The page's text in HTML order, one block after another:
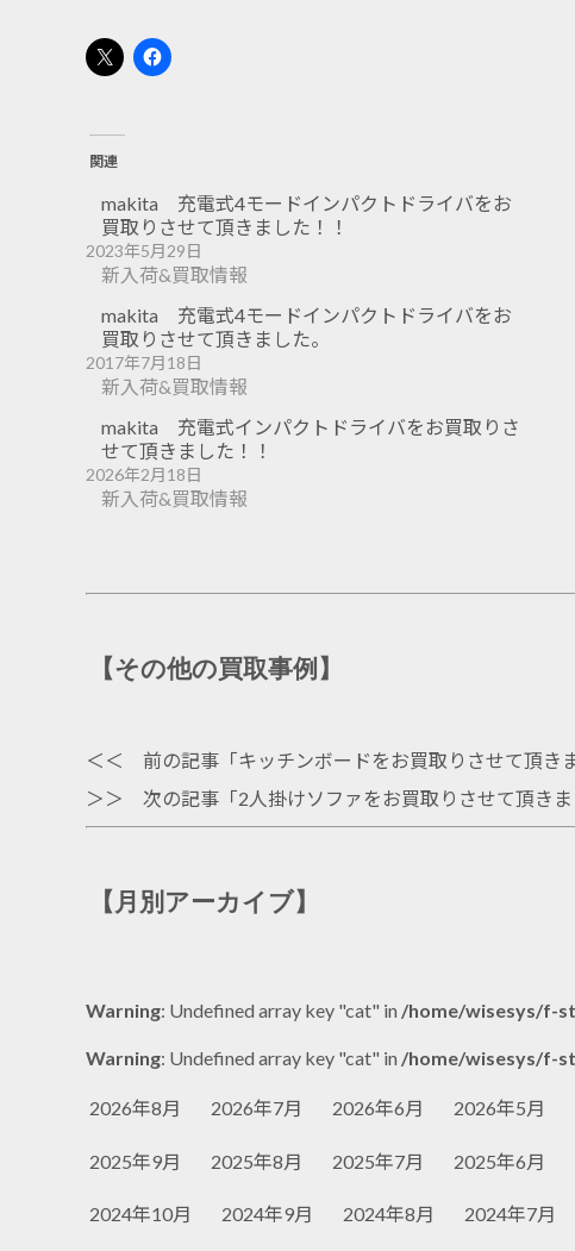
関連
makita 充電式4モードインパクトドライバをお
買取りさせて頂きました！！
2023年5月29日
新入荷&買取情報
makita 充電式4モードインパクトドライバをお
買取りさせて頂きました。
2017年7月18日
新入荷&買取情報
makita 充電式インパクトドライバをお買取りさ
せて頂きました！！
2026年2月18日
新入荷&買取情報
【その他の買取事例】
＜＜ 前の記事「キッチンボードをお買取りさせて頂き
＞＞ 次の記事「2人掛けソファをお買取りさせて頂きま
【月別アーカイブ】
Warning: Undefined array key "cat" in /home/wisesys/f-
Warning: Undefined array key "cat" in /home/wisesys/f-
2026年8月 2026年7月 2026年6月 2026年5月
2025年9月 2025年8月 2025年7月 2025年6月
2024年10月 2024年9月 2024年8月 2024年7月